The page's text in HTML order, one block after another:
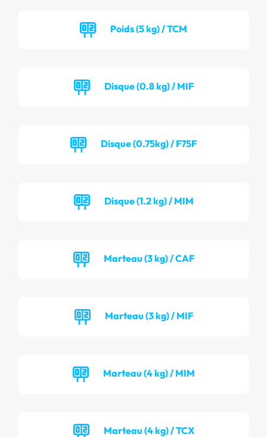
Poids (5 kg) / TCM
Disque (0.8 kg) / MIF
Disque (0.75kg) / F75F
Disque (1.2 kg) / MIM
Marteau (3 kg) / CAF
Marteau (3 kg) / MIF
Marteau (4 kg) / MIM
Marteau (4 kg) / TCX